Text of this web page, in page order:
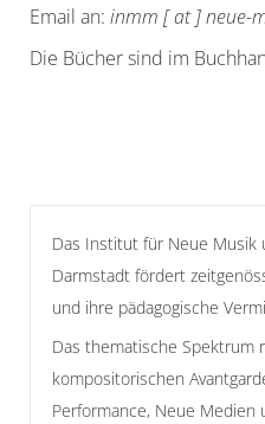
Email an: inmm [ at ] neue-
Die Bücher sind im
Das Institut für Neue Musik
Darmstadt fördert
und ihre pädagogische
Das thematische Spektrum
kompositorischen
Performance, Neue